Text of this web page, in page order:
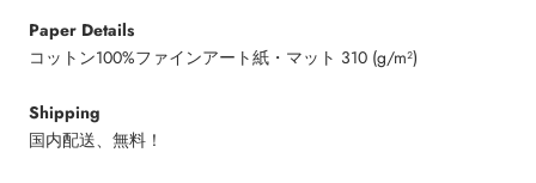
Paper Details
コットン100%ファインアート紙・マット 310 (g/m²)
Shipping
国内配送、無料！